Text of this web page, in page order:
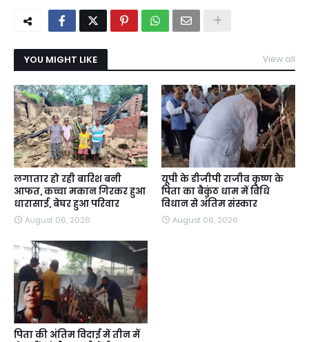
YOU MIGHT LIKE View all
लगातार हो रही बारिश बनी
आफत, कच्चा मकान गिरकर हुआ
धारासाई, बेघर हुआ परिवार
August 06, 2026
यूपी के डीजीपी राजीव कृष्ण के
पिता का बैकुंठ धाम में विधि
विधान से अंतिम संस्कार
August 06, 2026
पिता की अंतिम विदाई में तीन में